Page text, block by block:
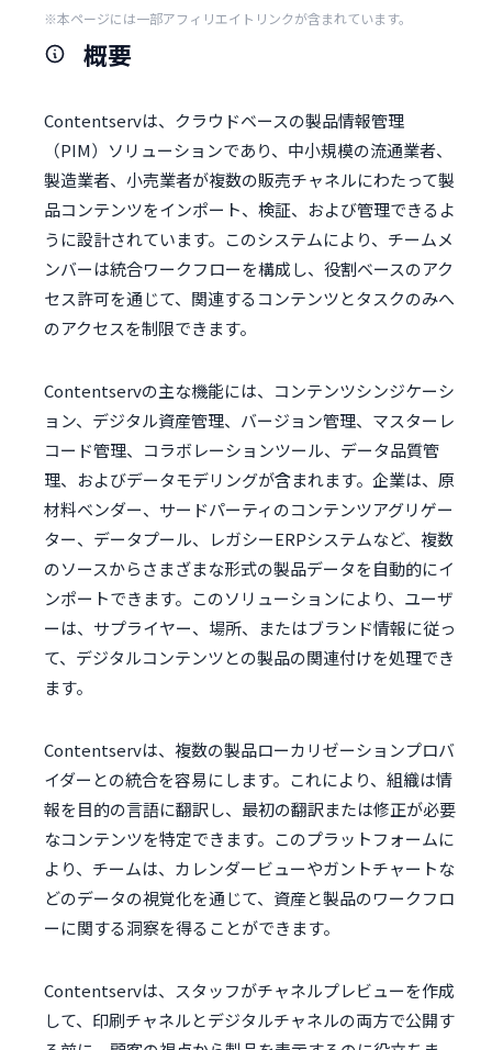
※本ページには一部アフィリエイトリンクが含まれています。
概要
Contentservは、クラウドベースの製品情報管理
（PIM）ソリューションであり、中小規模の流通業者、
製造業者、小売業者が複数の販売チャネルにわたって製
品コンテンツをインポート、検証、および管理できるよ
うに設計されています。このシステムにより、チームメ
ンバーは統合ワークフローを構成し、役割ベースのアク
セス許可を通じて、関連するコンテンツとタスクのみへ
のアクセスを制限できます。
Contentservの主な機能には、コンテンツシンジケーシ
ョン、デジタル資産管理、バージョン管理、マスターレ
コード管理、コラボレーションツール、データ品質管
理、およびデータモデリングが含まれます。企業は、原
材料ベンダー、サードパーティのコンテンツアグリゲー
ター、データプール、レガシーERPシステムなど、複数
のソースからさまざまな形式の製品データを自動的にイ
ンポートできます。このソリューションにより、ユーザ
ーは、サプライヤー、場所、またはブランド情報に従っ
て、デジタルコンテンツとの製品の関連付けを処理でき
ます。
Contentservは、複数の製品ローカリゼーションプロバ
イダーとの統合を容易にします。これにより、組織は情
報を目的の言語に翻訳し、最初の翻訳または修正が必要
なコンテンツを特定できます。このプラットフォームに
より、チームは、カレンダービューやガントチャートな
どのデータの視覚化を通じて、資産と製品のワークフロ
ーに関する洞察を得ることができます。
Contentservは、スタッフがチャネルプレビューを作成
して、印刷チャネルとデジタルチャネルの両方で公開す